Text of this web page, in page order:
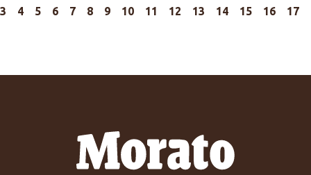
3 4 5 6 7 8 9 10 11 12 13 14 15 16 17